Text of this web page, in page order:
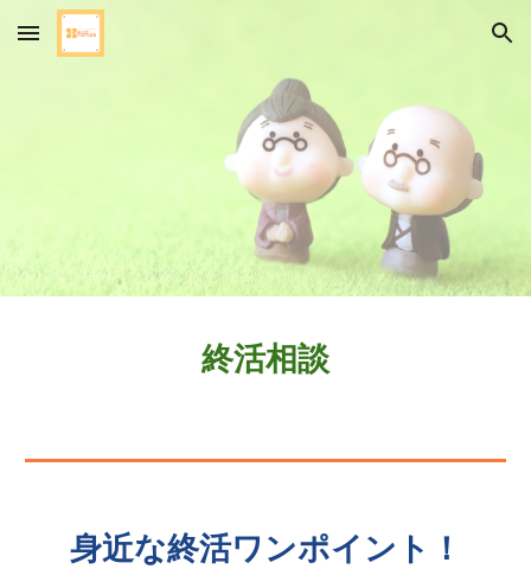
Skip to main content Skip to navigation
終活相談
身近な終活ワンポイント！